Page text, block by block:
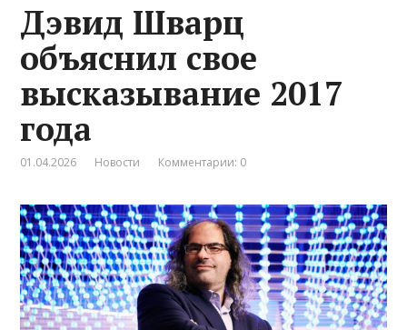
Дэвид Шварц
объяснил свое
высказывание 2017
года
01.04.2026 Новости Комментарии: 0